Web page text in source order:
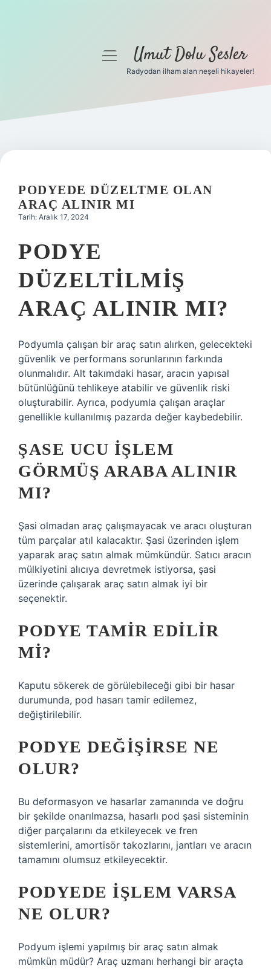
Gizlilik Politikası
Yasal Uyarı
menüyüUmut Dolu Sesler
Radyodan ilham alan neşeli hikayeler!
PODYEDE DÜZELTME OLAN
ARAÇ ALINIR MI
Tarih: Aralık 17, 2024
PODYE
DÜZELTILMIŞ
ARAÇ ALINIR MI?
Podyumla çalışan bir araç satın alırken, gelecekteki
güvenlik ve performans sorunlarının farkında
olunmalıdır. Alt takımdaki hasar, aracın yapısal
bütünlüğünü tehlikeye atabilir ve güvenlik riski
oluşturabilir. Ayrıca, podyumla çalışan araçlar
genellikle kullanılmış pazarda değer kaybedebilir.
ŞASE UCU IŞLEM
GÖRMÜŞ ARABA ALINIR
MI?
Şasi olmadan araç çalışmayacak ve aracı oluşturan
tüm parçalar atıl kalacaktır. Şasi üzerinden işlem
yaparak araç satın almak mümkündür. Satıcı aracın
mülkiyetini alıcıya devretmek istiyorsa, şasi
üzerinde çalışarak araç satın almak iyi bir
seçenektir.
PODYE TAMIR EDILIR
MI?
Kaputu sökerek de görülebileceği gibi bir hasar
durumunda, pod hasarı tamir edilemez,
değiştirilebilir.
PODYE DEĞIŞIRSE NE
OLUR?
Bu deformasyon ve hasarlar zamanında ve doğru
bir şekilde onarılmazsa, hasarlı pod şasi sisteminin
diğer parçalarını da etkileyecek ve fren
sistemlerini, amortisör takozlarını, jantları ve aracın
tamamını olumsuz etkileyecektir.
PODYEDE IŞLEM VARSA
NE OLUR?
Podyum işlemi yapılmış bir araç satın almak
mümkün müdür? Araç uzmanı herhangi bir araçta